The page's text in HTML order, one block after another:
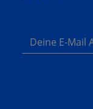
Deine E-Mail